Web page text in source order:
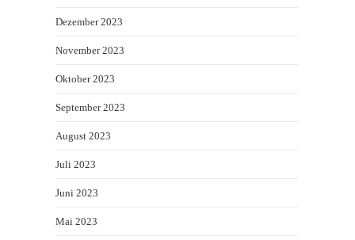
Dezember 2023
November 2023
Oktober 2023
September 2023
August 2023
Juli 2023
Juni 2023
Mai 2023